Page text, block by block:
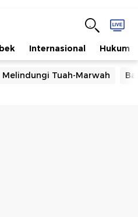
Internasional Hukum
Melindungi Tuah-Marwah